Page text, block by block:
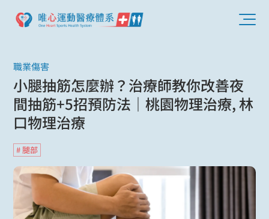
職業傷害
小腿抽筋怎麼辦？治療師教你改善夜
間抽筋+5招預防法｜桃園物理治療, 林
口物理治療
# 腿部